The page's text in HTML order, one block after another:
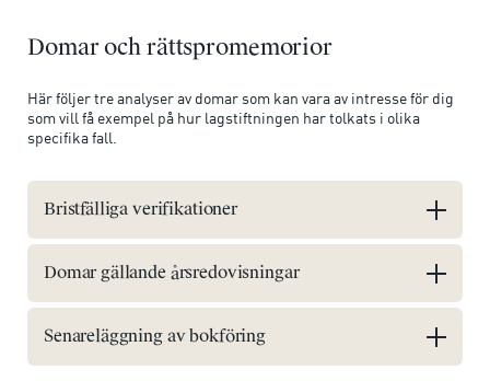
Domar och rättspromemorior
Här följer tre analyser av domar som kan vara av intresse för dig
som vill få exempel på hur lagstiftningen har tolkats i olika
specifika fall.
Bristfälliga verifikationer
Domar gällande årsredovisningar
Senareläggning av bokföring